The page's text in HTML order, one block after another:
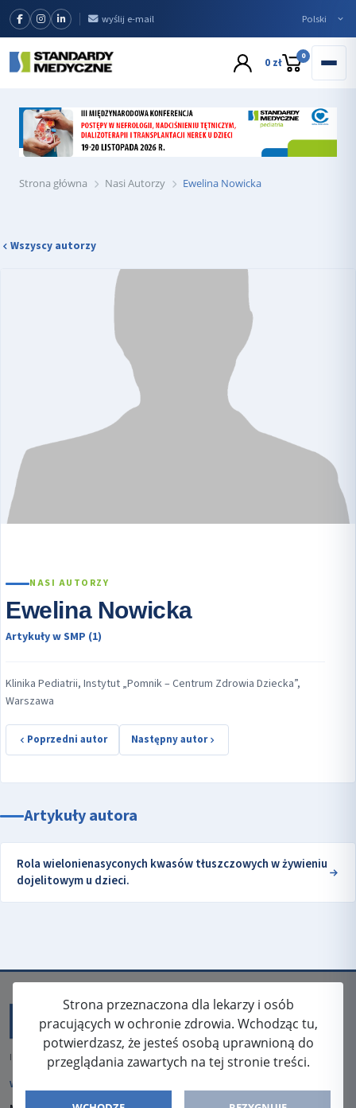
wyślij e-mail
0 zł 0
Strona główna Nasi Autorzy Ewelina Nowicka
Wszyscy autorzy
NASI AUTORZY
Ewelina Nowicka
Artykuły w SMP (1)
Klinika Pediatrii, Instytut „Pomnik – Centrum Zdrowia Dziecka”,
Warszawa
Poprzedni autor Następny autor
Artykuły autora
Rola wielonienasyconych kwasów tłuszczowych w żywieniu
dojelitowym u dzieci.
Strona przeznaczona dla lekarzy i osób
pracujących w ochronie zdrowia. Wchodząc tu,
potwierdzasz, że jesteś osobą uprawnioną do
przeglądania zawartych na tej stronie treści.
ISSN: 2080-5438
WYDAWCA